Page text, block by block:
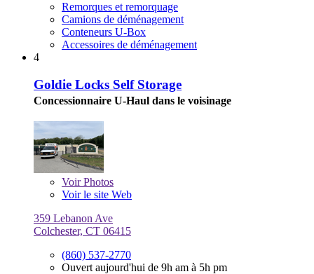
Remorques et remorquage
Camions de déménagement
Conteneurs U-Box
Accessoires de déménagement
4
Goldie Locks Self Storage
Concessionnaire U-Haul dans le voisinage
VoirPhotos
Voir le site Web
359 Lebanon Ave
Colchester, CT 06415
(860) 537-2770
Ouvert aujourd'hui de 9h am à 5h pm